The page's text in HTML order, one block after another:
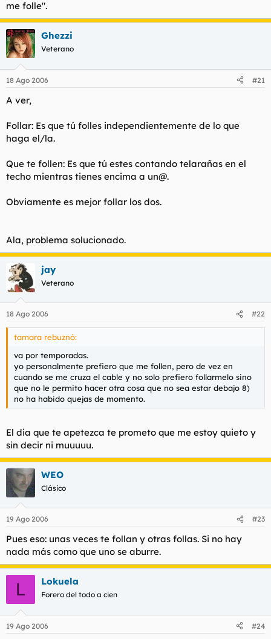
me folle".
Ghezzi
Veterano
18 Ago 2006 #21
A ver,
Follar: Es que tú folles independientemente de lo que
haga el/la.
Que te follen: Es que tú estes contando telarañas en el
techo mientras tienes encima a un@.
Obviamente es mejor follar los dos.
Ala, problema solucionado.
jay
Veterano
18 Ago 2006 #22
tamara rebuznó:
va por temporadas.
yo personalmente prefiero que me follen, pero de vez en
cuando se me cruza el cable y no solo prefiero follarmelo sino
que no le permito hacer otra cosa que no sea estar debajo 8)
no ha habido quejas de momento.
El dia que te apetezca te prometo que me estoy quieto y
sin decir ni muuuuu.
WEO
Clásico
19 Ago 2006 #23
Pues eso: unas veces te follan y otras follas. Si no hay
nada más como que uno se aburre.
L Lokuela
Forero del todo a cien
19 Ago 2006 #24